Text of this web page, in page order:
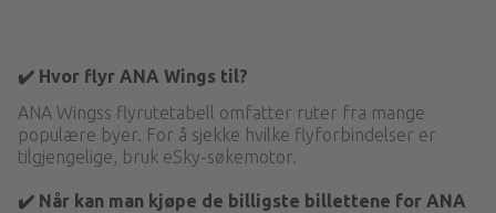
✔️ Hvor flyr ANA Wings til?
ANA Wingss flyrutetabell omfatter ruter fra mange
populære byer. For å sjekke hvilke flyforbindelser er
tilgjengelige, bruk eSky-søkemotor.
✔️ Når kan man kjøpe de billigste billettene for ANA